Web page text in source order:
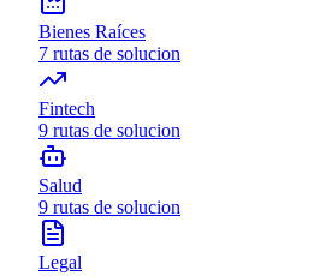
Bienes Raíces
7 rutas de solucion
Fintech
9 rutas de solucion
Salud
9 rutas de solucion
Legal